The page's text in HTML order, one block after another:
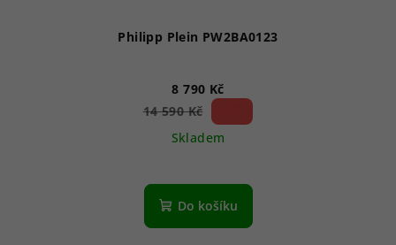
Philipp Plein PW2BA0123
8 790 Kč
14 590 Kč
Skladem
Do košíku